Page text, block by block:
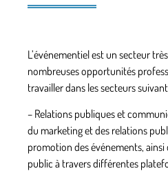
L’événementiel est un secteur
nombreuses opportunités
travailler dans les secteurs
– Relations publiques et
du marketing et des relations
promotion des événements, ainsi
public à travers différentes